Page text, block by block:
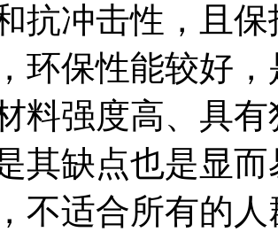
抗冲击性，且
环保性能较好
料强度高、具
其缺点也是显
不适合所有的人